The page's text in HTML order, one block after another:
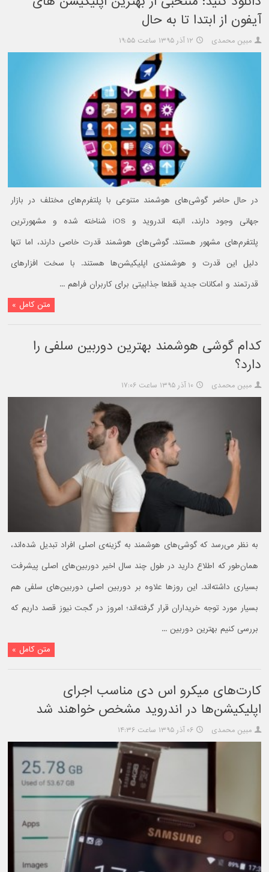
آیفون از ابتدا تا به حال
مبین محمدی ۱۲ آذر ۱۳۹۵ ساعت ۱۹:۵۵
در حال حاضر گوشی‌های هوشمند متنوعی با پلتفرم‌های مختلف در بازار
جهانی وجود دارند، البته اندروید و iOS شناخته شده و مشهورترین
پلتفرم‌های مشهور هستند. گوشی‌های هوشمند قدرت خاصی دارند، اما تنها
دلیل این قدرت و هوشمندی اپلیکیشن‌ها هستند. با سخت افزارهای
قدرتمند و امکانات جدید قطعا جذابیتی برای کاربران فراهم ...
متن کامل »
کدام گوشی هوشمند بهترین دوربین سلفی را
دارد؟
مبین محمدی ۱۰ آذر ۱۳۹۵ ساعت ۱۷:۰۶
به نظر می‌رسد که گوشی‌های هوشمند به گزینه‌ی اصلی افراد تبدیل شده‌اند،
همان‌طور که اطلاع دارید در طول چند سال اخیر دوربین‌های اصلی پیشرفت
بسیاری داشته‌اند. این روزها علاوه بر دوربین اصلی دوربین‌های سلفی هم
بسیار مورد توجه خریداران قرار گرفته‌اند؛ امروز در گجت نیوز قصد داریم که
بررسی کنیم بهترین دوربین ...
متن کامل »
کارت‌های میکرو اس دی مناسب اجرای
اپلیکیشن‌ها در اندروید مشخص خواهند شد
مبین محمدی ۰۶ آذر ۱۳۹۵ ساعت ۱۴:۳۶